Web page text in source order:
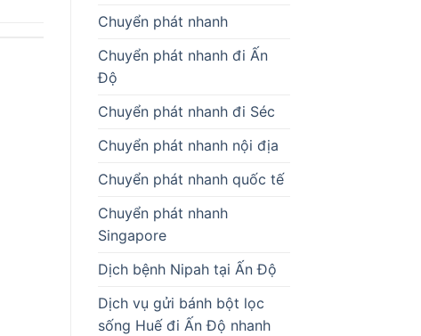
Chuyển phát nhanh
Chuyển phát nhanh đi Ấn
Độ
Chuyển phát nhanh đi Séc
Chuyển phát nhanh nội địa
Chuyển phát nhanh quốc tế
Chuyển phát nhanh
Singapore
Dịch bệnh Nipah tại Ấn Độ
Dịch vụ gửi bánh bột lọc
sống Huế đi Ấn Độ nhanh